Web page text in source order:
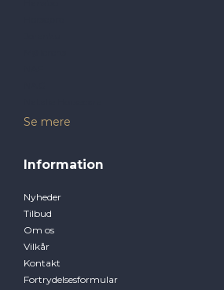
Se mere
Information
Nyheder
Tilbud
Om os
Vilkår
Kontakt
Fortrydelsesformular